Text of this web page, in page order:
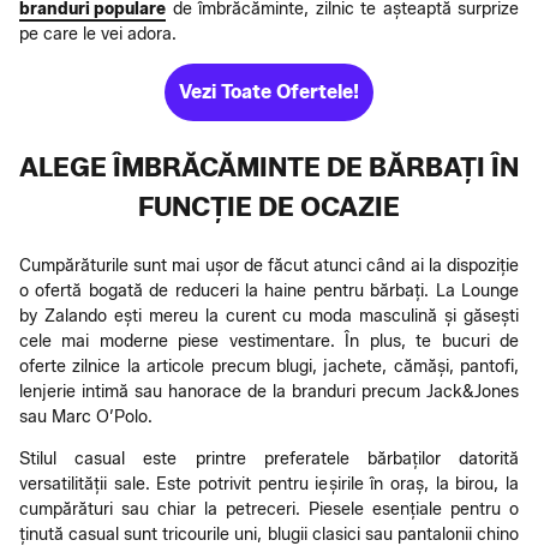
branduri populare de îmbrăcăminte, zilnic te așteaptă surprize
pe care le vei adora.
Vezi Toate Ofertele!
ALEGE ÎMBRĂCĂMINTE DE BĂRBAȚI ÎN
FUNCȚIE DE OCAZIE
Cumpărăturile sunt mai ușor de făcut atunci când ai la dispoziție
o ofertă bogată de reduceri la haine pentru bărbați. La Lounge
by Zalando ești mereu la curent cu moda masculină și găsești
cele mai moderne piese vestimentare. În plus, te bucuri de
oferte zilnice la articole precum blugi, jachete, cămăși, pantofi,
lenjerie intimă sau hanorace de la branduri precum Jack&Jones
sau Marc O’Polo.
Stilul casual este printre preferatele bărbaților datorită
versatilității sale. Este potrivit pentru ieșirile în oraș, la birou, la
cumpărături sau chiar la petreceri. Piesele esențiale pentru o
ținută casual sunt tricourile uni, blugii clasici sau pantalonii chino